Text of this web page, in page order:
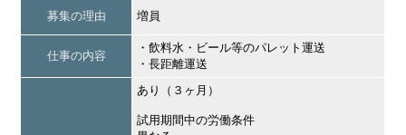
募集の理由 増員
仕事の内容
・飲料水・ビール等のパレット運送
・長距離運送
あり（３ヶ月）
試用期間中の労働条件